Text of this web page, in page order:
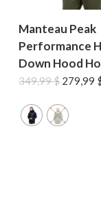
Manteau Peak
Performance
Down Hood
349,99$ Le
initial
était :
349,99 $.
279,99